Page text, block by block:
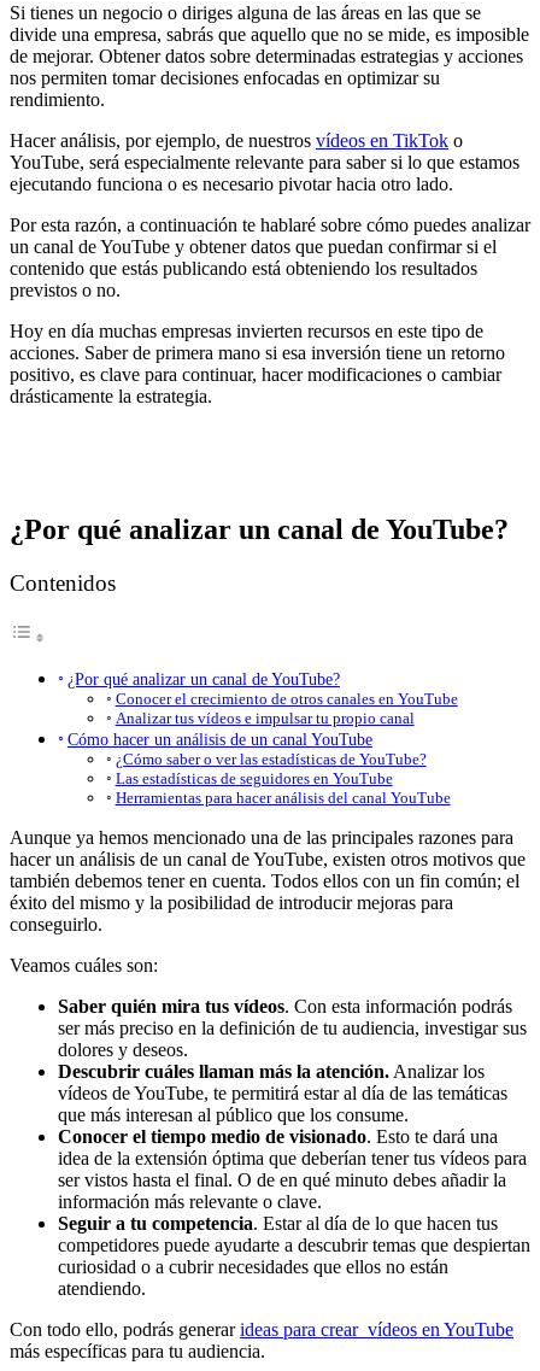
Si tienes un negocio o diriges alguna de las áreas en las que se
divide una empresa, sabrás que aquello que no se mide, es imposible
de mejorar. Obtener datos sobre determinadas estrategias y acciones
nos permiten tomar decisiones enfocadas en optimizar su
rendimiento.
Hacer análisis, por ejemplo, de nuestros vídeos en TikTok o
YouTube, será especialmente relevante para saber si lo que estamos
ejecutando funciona o es necesario pivotar hacia otro lado.
Por esta razón, a continuación te hablaré sobre cómo puedes analizar
un canal de YouTube y obtener datos que puedan confirmar si el
contenido que estás publicando está obteniendo los resultados
previstos o no.
Hoy en día muchas empresas invierten recursos en este tipo de
acciones. Saber de primera mano si esa inversión tiene un retorno
positivo, es clave para continuar, hacer modificaciones o cambiar
drásticamente la estrategia.
¿Por qué analizar un canal de YouTube?
Contenidos
¿Por qué analizar un canal de YouTube?
Conocer el crecimiento de otros canales en YouTube
Analizar tus vídeos e impulsar tu propio canal
Cómo hacer un análisis de un canal YouTube
¿Cómo saber o ver las estadísticas de YouTube?
Las estadísticas de seguidores en YouTube
Herramientas para hacer análisis del canal YouTube
Aunque ya hemos mencionado una de las principales razones para
hacer un análisis de un canal de YouTube, existen otros motivos que
también debemos tener en cuenta. Todos ellos con un fin común; el
éxito del mismo y la posibilidad de introducir mejoras para
conseguirlo.
Veamos cuáles son:
Saber quién mira tus vídeos. Con esta información podrás
ser más preciso en la definición de tu audiencia, investigar sus
dolores y deseos.
Descubrir cuáles llaman más la atención. Analizar los
vídeos de YouTube, te permitirá estar al día de las temáticas
que más interesan al público que los consume.
Conocer el tiempo medio de visionado. Esto te dará una
idea de la extensión óptima que deberían tener tus vídeos para
ser vistos hasta el final. O de en qué minuto debes añadir la
información más relevante o clave.
Seguir a tu competencia. Estar al día de lo que hacen tus
competidores puede ayudarte a descubrir temas que despiertan
curiosidad o a cubrir necesidades que ellos no están
atendiendo.
Con todo ello, podrás generarideas para crear vídeos en YouTube
más específicas para tu audiencia.